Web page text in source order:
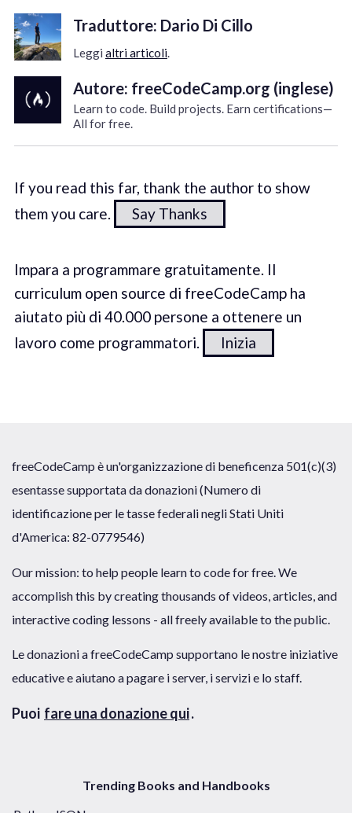
Traduttore: Dario Di Cillo
Leggi altri articoli.
Autore: freeCodeCamp.org (inglese)
Learn to code. Build projects. Earn certifications—
All for free.
If you read this far, thank the author to show
them you care.
Say Thanks
Impara a programmare gratuitamente. Il
curriculum open source di freeCodeCamp ha
aiutato più di 40.000 persone a ottenere un
lavoro come programmatori.
Inizia
freeCodeCamp è un'organizzazione di beneficenza 501(c)(3)
esentasse supportata da donazioni (Numero di
identificazione per le tasse federali negli Stati Uniti
d'America: 82-0779546)
Our mission: to help people learn to code for free. We
accomplish this by creating thousands of videos, articles, and
interactive coding lessons - all freely available to the public.
Le donazioni a freeCodeCamp supportano le nostre iniziative
educative e aiutano a pagare i server, i servizi e lo staff.
Puoi fare una donazione qui.
Trending Books and Handbooks